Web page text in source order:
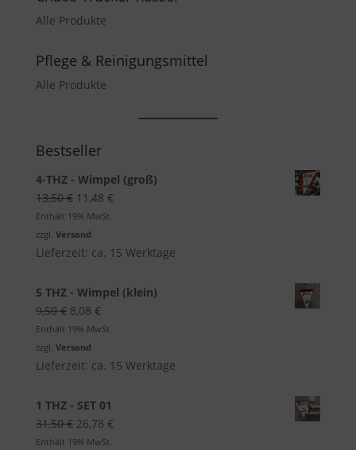
Alle Produkte
Pflege & Reinigungsmittel
Alle Produkte
Bestseller
4-THZ - Wimpel (groß)
13,50€ Ursprünglicher
Preis
war:
13,50 €
11,48 €Aktueller
11,48 €.
Enthält 19% MwSt.
zzgl. Versand
Lieferzeit: ca. 15 Werktage
5 THZ - Wimpel (klein)
9,50€ Ursprünglicher
Preis
war:
9,50 €
8,08 €Aktueller
Preis
8,08 €.
Enthält 19% MwSt.
zzgl. Versand
Lieferzeit: ca. 15 Werktage
1 THZ - SET 01
31,50€ Ursprünglicher
Preis
26,78 €Aktueller
Enthält 19% MwSt.